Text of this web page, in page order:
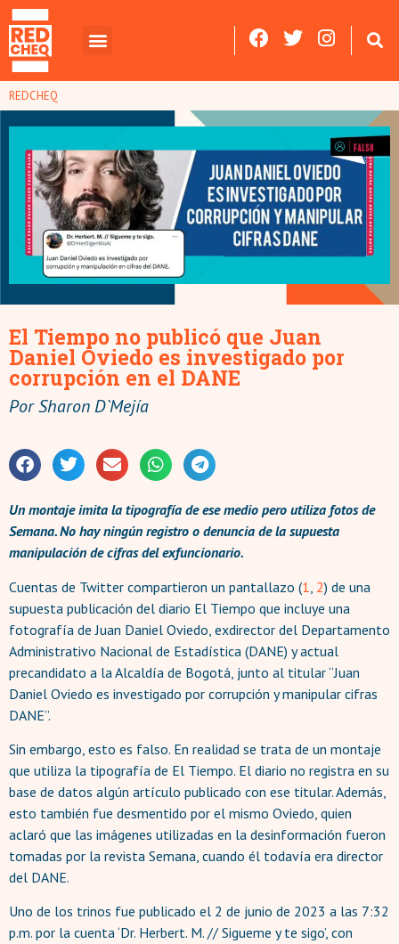
REDCHEQ
El Tiempo no publicó que Juan
Daniel Oviedo es investigado por
corrupción en el DANE
PorSharon D`Mejía
Un montaje imita la tipografía de ese medio pero utiliza fotos de
Semana. No hay ningún registro o denuncia de la supuesta
manipulación de cifras del exfuncionario.
Cuentas de Twitter compartieron un pantallazo (1 2) de una
supuesta publicación del diario El Tiempo que incluye una
fotografía de Juan Daniel Oviedo, exdirector del Departamento
Administrativo Nacional de Estadística (DANE) y actual
precandidato a la Alcaldía de Bogotá, junto al titular “Juan
Daniel Oviedo es investigado por corrupción y manipular cifras
DANE”.
Sin embargo, esto es falso. En realidad se trata de un montaje
que utiliza la tipografía de El Tiempo. El diario no registra en su
base de datos algún artículo publicado con ese titular. Además,
esto también fue desmentido por el mismo Oviedo, quien
aclaró que las imágenes utilizadas en la desinformación fueron
tomadas por la revista Semana, cuando él todavía era director
del DANE.
Uno de los trinos fue publicado el 2 de junio de 2023 a las 7:32
p.m. por la cuenta ‘Dr. Herbert. M. // Sigueme y te sigo’, con